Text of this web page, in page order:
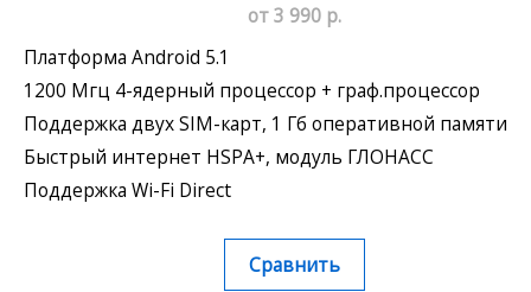
от 3 990 р.
Платформа Android 5.1
1200 Мгц 4-ядерный процессор + граф.процессор
Поддержка двух SIM-карт, 1 Гб оперативной памяти
Быстрый интернет HSPA+, модуль ГЛОНАСС
Поддержка Wi-Fi Direct
Сравнить